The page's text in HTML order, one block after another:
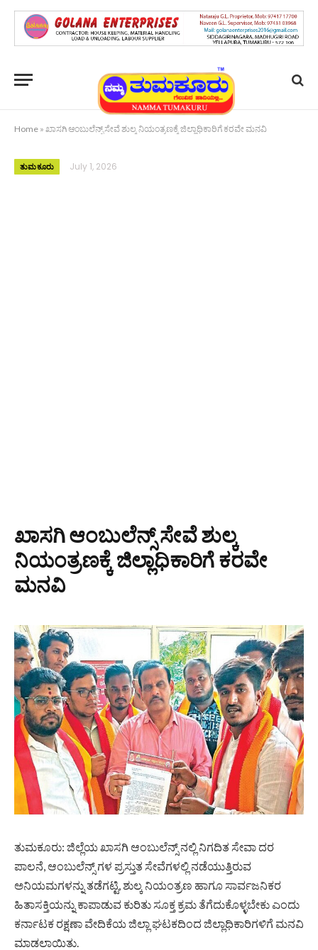
Home » ಖಾಸಗಿ ಆಂಬುಲೆನ್ಸ್ ಸೇವೆ ಶುಲ್ಕ ನಿಯಂತ್ರಣಕ್ಕೆ ಜಿಲ್ಲಾಧಿಕಾರಿಗೆ ಕರವೇ ಮನವಿ
ತುಮಕೂರು July 1, 2026
ಖಾಸಗಿ ಆಂಬುಲೆನ್ಸ್ ಸೇವೆ ಶುಲ್ಕ
ನಿಯಂತ್ರಣಕ್ಕೆ ಜಿಲ್ಲಾಧಿಕಾರಿಗೆ ಕರವೇ
ಮನವಿ
ತುಮಕೂರು: ಜಿಲ್ಲೆಯ ಖಾಸಗಿ ಆಂಬುಲೆನ್ಸ್ ನಲ್ಲಿ ನಿಗದಿತ ಸೇವಾ ದರ
ಪಾಲನೆ, ಆಂಬುಲೆನ್ಸ್ ಗಳ ಪ್ರಸ್ತುತ ಸೇವೆಗಳಲ್ಲಿ ನಡೆಯುತ್ತಿರುವ
ಅನಿಯಮಗಳನ್ನು ತಡೆಗಟ್ಟಿ, ಶುಲ್ಕ ನಿಯಂತ್ರಣ ಹಾಗೂ ಸಾರ್ವಜನಿಕರ
ಹಿತಾಸಕ್ತಿಯನ್ನು ಕಾಪಾಡುವ ಕುರಿತು ಸೂಕ್ತ ಕ್ರಮ ತೆಗೆದುಕೊಳ್ಳಬೇಕು ಎಂದು
ಕರ್ನಾಟಕ ರಕ್ಷಣಾ ವೇದಿಕೆಯ ಜಿಲ್ಲಾ ಘಟಕದಿಂದ ಜಿಲ್ಲಾಧಿಕಾರಿಗಳಿಗೆ ಮನವಿ
ಮಾಡಲಾಯಿತು.